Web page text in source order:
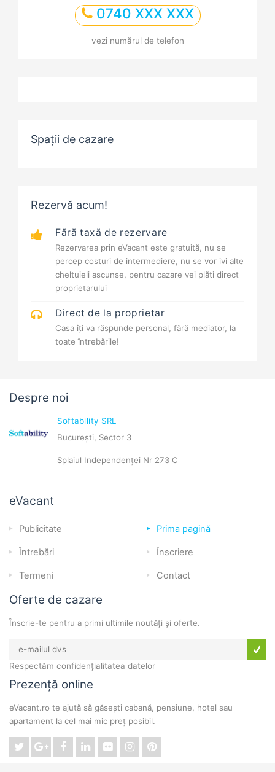
0740 XXX XXX
vezi numărul de telefon
Spații de cazare
Rezervă acum!
Fără taxă de rezervare
Rezervarea prin eVacant este gratuită, nu se
percep costuri de intermediere, nu se vor ivi alte
cheltuieli ascunse, pentru cazare vei plăti direct
proprietarului
Direct de la proprietar
Casa îți va răspunde personal, fără mediator, la
toate întrebările!
Despre noi
Softability SRL
București, Sector 3
Splaiul Independenței Nr 273 C
eVacant
Publicitate Prima pagină
Întrebări Înscriere
Termeni Contact
Oferte de cazare
Înscrie-te pentru a primi ultimile noutăți și oferte.
Respectăm confidențialitatea datelor
Prezență online
eVacant.ro te ajută să găsești cabană, pensiune, hotel sau
apartament la cel mai mic preț posibil.